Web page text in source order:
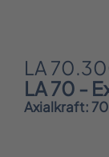
LA
LA 70 -
Axialkraft: